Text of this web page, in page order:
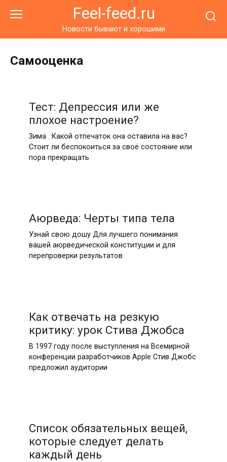
Feel-feed.ru
Новости бывают и хорошими
Самооценка
Тест: Депрессия или же
плохое настроение?
Зима . Какой отпечаток она оставила на вас?
Стоит ли беспокоиться за своё состояние или
пора прекращать
Аюрведа: Черты типа тела
Узнай свою дошу Для лучшего понимания
вашей аюрведической конституции и для
перепроверки результатов
Как отвечать на резкую
критику: урок Стива Джобса
В 1997 году после выступления на Всемирной
конференции разработчиков Apple Стив Джобс
предложил аудитории
Список обязательных вещей,
которые следует делать
каждый день